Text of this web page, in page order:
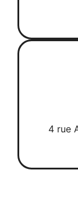
4 rue